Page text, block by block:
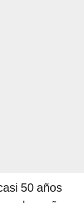
50 años